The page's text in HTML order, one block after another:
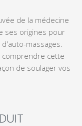
de la médecine
ses origines pour
massages.
comprendre cette
de soulager vos